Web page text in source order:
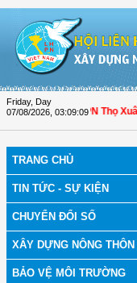
Friday, Day
07/08/2026 03:09:09
Hóa: Hội LHPN Thọ
TRANG CHỦ
TIN TỨC - SỰ KIỆN
CHUYỂN ĐỔI SỐ
XÂY DỰNG NÔNG THÔN
BẢO VỆ MÔI TRƯỜNG